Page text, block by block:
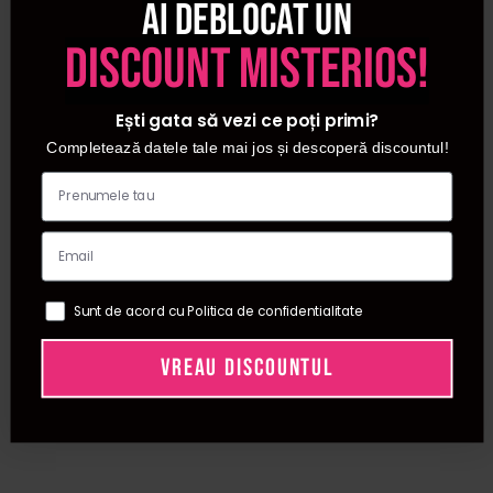
regenerarea parului.
👉 Nu lasa caderea parului sa iti afecteze increderea!
Alege acum produsele anticadere si crestere par
disponibile pe Procosmetic si ofera-i parului tau ingrijirea
profesionala de care are nevoie! 💇‍♂️💇‍♀️
Intrebari frecvente
1. Ce produse sunt recomandate pentru
anticaderea parului?
Pentru anticaderea parului poti alege sampoane
pentru scalp. Aceste produse sustin ingrijirea radacinii,
ajuta la fortificarea firului de par si pot reduce ruperea
Ai deblocat un
discount misterios!
Ești gata să vezi ce poți primi?
Completează datele tale mai jos și descoperă discountul!
Sunt de acord cu Politica de confidentialitate
VREAU DISCOUNTUL